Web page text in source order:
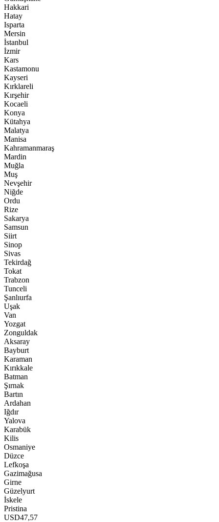
Hakkari
Hatay
Isparta
Mersin
İstanbul
İzmir
Kars
Kastamonu
Kayseri
Kırklareli
Kırşehir
Kocaeli
Konya
Kütahya
Malatya
Manisa
Kahramanmaraş
Mardin
Muğla
Muş
Nevşehir
Niğde
Ordu
Rize
Sakarya
Samsun
Siirt
Sinop
Sivas
Tekirdağ
Tokat
Trabzon
Tunceli
Şanlıurfa
Uşak
Van
Yozgat
Zonguldak
Aksaray
Bayburt
Karaman
Kırıkkale
Batman
Şırnak
Bartın
Ardahan
Iğdır
Yalova
Karabük
Kilis
Osmaniye
Düzce
Lefkoşa
Gazimağusa
Girne
Güzelyurt
İskele
Pristina
USD47,57